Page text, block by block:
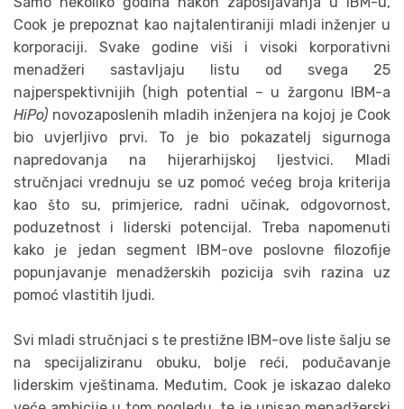
Cook je prepoznat kao najtalentiraniji mladi inženjer u
korporaciji. Svake godine viši i visoki korporativni
menadžeri sastavljaju listu od svega 25
najperspektivnijih (high potential – u žargonu IBM-a
HiPo) novozaposlenih mladih inženjera na kojoj je Cook
bio uvjerljivo prvi. To je bio pokazatelj sigurnoga
napredovanja na hijerarhijskoj ljestvici. Mladi
stručnjaci vrednuju se uz pomoć većeg broja kriterija
kao što su, primjerice, radni učinak, odgovornost,
poduzetnost i liderski potencijal. Treba napomenuti
kako je jedan segment IBM-ove poslovne filozofije
popunjavanje menadžerskih pozicija svih razina uz
pomoć vlastitih ljudi.
Svi mladi stručnjaci s te prestižne IBM-ove liste šalju se
na specijaliziranu obuku, bolje reći, podučavanje
liderskim vještinama. Međutim, Cook je iskazao daleko